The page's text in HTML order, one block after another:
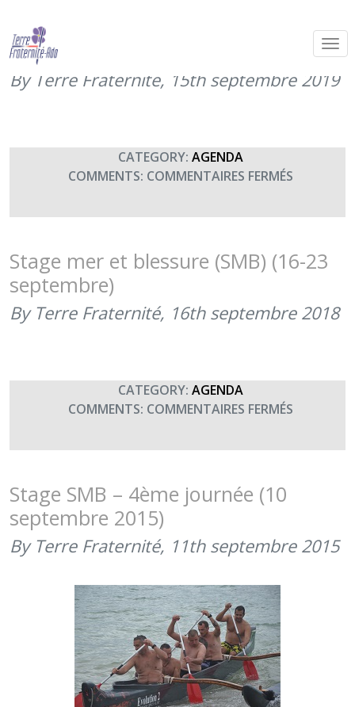
Stage sports, mer et blessure (SMB)
(15-22 septembre 2019)
By Terre Fraternité, 15th septembre 2019
CATEGORY: AGENDA
COMMENTS: COMMENTAIRES FERMÉS
SPORTS,
ET
BLESSURE
(15-
Stage mer et blessure (SMB) (16-23
septembre)
By Terre Fraternité, 16th septembre 2018
CATEGORY: AGENDA
COMMENTS: COMMENTAIRES FERMÉS
MER
23
Stage SMB – 4ème journée (10
septembre 2015)
By Terre Fraternité, 11th septembre 2015